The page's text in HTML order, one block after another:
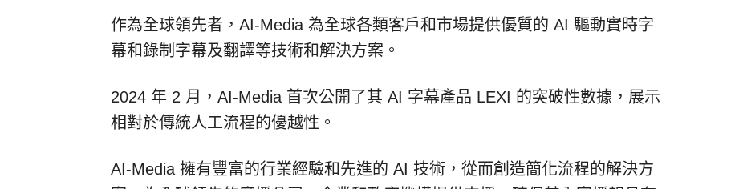
作為全球領先者，AI-Media 為全球各類客戶和市場提供優質的 AI 驅動實時字
幕和錄制字幕及翻譯等技術和解決方案。
2024 年 2 月，AI-Media 首次公開了其 AI 字幕產品 LEXI 的突破性數據，展示
相對於傳統人工流程的優越性。
AI-Media 擁有豐富的行業經驗和先進的 AI 技術，從而創造簡化流程的解決方